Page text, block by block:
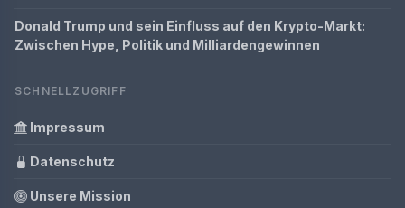
Donald Trump und sein Einfluss auf den Krypto-Markt:
Zwischen Hype, Politik und Milliardengewinnen
SCHNELLZUGRIFF
Impressum
Datenschutz
Unsere Mission